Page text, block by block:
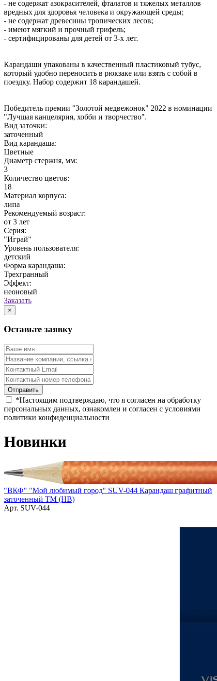
- не содержат азокрасителей, фталатов и тяжелых металлов
вредных для здоровья человека и окружающей среды;
- не содержат древесины тропических лесов;
- имеют мягкий и прочный грифель;
- сертифицированы для детей от 3-х лет.
Карандаши упакованы в качественный пластиковый тубус,
который удобно переносить в рюкзаке или взять с собой в
поездку. Набор содержит 18 карандашей.
Победитель премии "Золотой медвежонок" 2022 в номинации
"Лучшая канцелярия, хобби и творчество".
Вид заточки:
заточенный
Вид карандаша:
Цветные
Диаметр стержня, мм:
3
Количество цветов:
18
Материал корпуса:
липа
Рекомендуемый возраст:
от 3 лет
Серия:
"Играй"
Уровень пользователя:
детский
Форма карандаша:
Трехгранный
Эффект:
неоновый
Заказать
×
Оставьте заявку
*Настоящим подтверждаю, что я согласен на обработку
персональных данных, ознакомлен и согласен с условиями
политики конфиденциальности
Новинки
"ВКФ" "Мой любимый город" SUV-044 Карандаш графитный
заточенный ТМ (HB)
Арт. SUV-044